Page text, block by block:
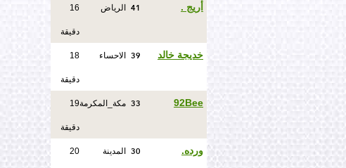
أريج . 41 الرياض 16
دقيقة
خديجة خالد 39 الاحساء 18
دقيقة
92Bee
33 مكة_المكرمة19
دقيقة
ورده. 30 المدينة 20